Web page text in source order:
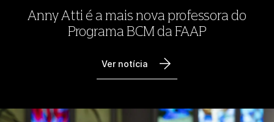
Anny Atti é a mais nova professora do
Programa BCM da FAAP
Ver notícia